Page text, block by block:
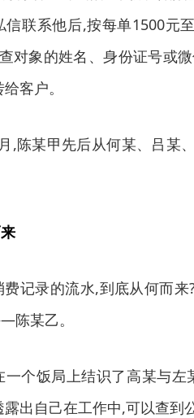
联系他后,按每单1500元
对象的姓名、身份证号或
客户。
某甲先后从何某、吕某
录的流水,到底从何而来
陈某乙。
饭局上结识了高某与左
出自己在工作中,可以查到